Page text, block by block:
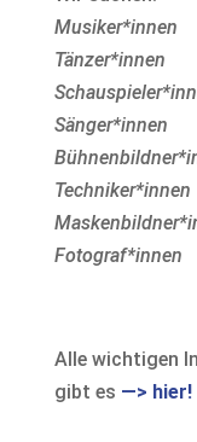
Musiker*innen
Tänzer*innen
Sänger*innen
Techniker*innen
Fotograf*innen
Alle wichtigen
gibt es —> hier!